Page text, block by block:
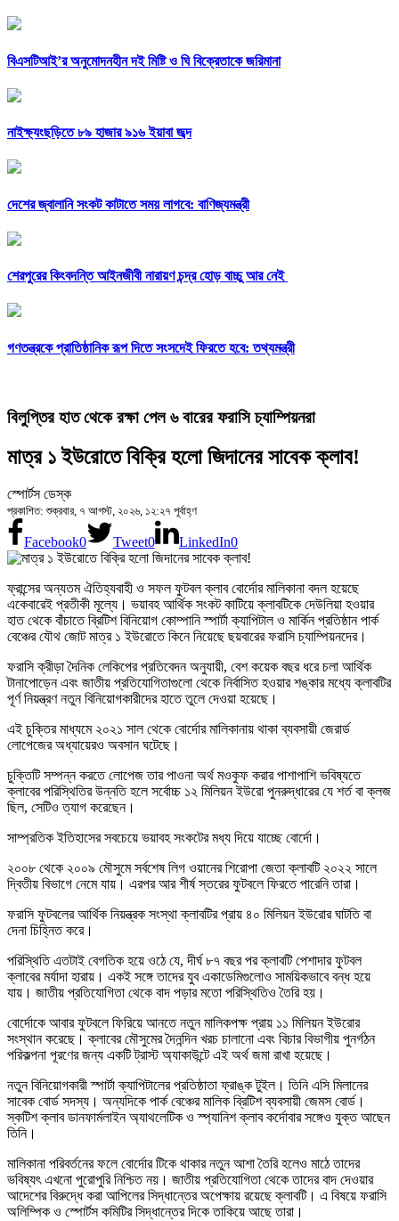
বিএসটিআই’র অনুমোদনহীন দই মিষ্টি ও ঘি বিক্রেতাকে জরিমানা
নাইক্ষ্যংছড়িতে ৮৯ হাজার ৯১৬ ইয়াবা জব্দ
দেশের জ্বালানি সংকট কাটাতে সময় লাগবে: বাণিজ্যমন্ত্রী
শেরপুরের কিংবদন্তি আইনজীবী নারায়ণ চন্দ্র হোড় বাচ্চু আর নেই
গণতন্ত্রকে প্রাতিষ্ঠানিক রূপ দিতে সংসদেই ফিরতে হবে: তথ্যমন্ত্রী
বিলুপ্তির হাত থেকে রক্ষা পেল ৬ বারের ফরাসি চ্যাম্পিয়নরা
মাত্র ১ ইউরোতে বিক্রি হলো জিদানের সাবেক ক্লাব!
স্পোর্টস ডেস্ক
প্রকাশিত: শুক্রবার, ৭ আগস্ট, ২০২৬, ১২:২৭ পূর্বাহ্ণ
Facebook0 Tweet0 LinkedIn0
ফ্রান্সের অন্যতম ঐতিহ্যবাহী ও সফল ফুটবল ক্লাব বোর্দোর মালিকানা বদল হয়েছে
একেবারেই প্রতীকী মূল্যে। ভয়াবহ আর্থিক সংকট কাটিয়ে ক্লাবটিকে দেউলিয়া হওয়ার
হাত থেকে বাঁচাতে ব্রিটিশ বিনিয়োগ কোম্পানি স্পার্টা ক্যাপিটাল ও মার্কিন প্রতিষ্ঠান পার্ক
বেঞ্চের যৌথ জোট মাত্র ১ ইউরোতে কিনে নিয়েছে ছয়বারের ফরাসি চ্যাম্পিয়নদের।
ফরাসি ক্রীড়া দৈনিক লেকিপের প্রতিবেদন অনুযায়ী, বেশ কয়েক বছর ধরে চলা আর্থিক
টানাপোড়েন এবং জাতীয় প্রতিযোগিতাগুলো থেকে নির্বাসিত হওয়ার শঙ্কার মধ্যে ক্লাবটির
পূর্ণ নিয়ন্ত্রণ নতুন বিনিয়োগকারীদের হাতে তুলে দেওয়া হয়েছে।
এই চুক্তির মাধ্যমে ২০২১ সাল থেকে বোর্দোর মালিকানায় থাকা ব্যবসায়ী জেরার্ড
লোপেজের অধ্যায়েরও অবসান ঘটেছে।
চুক্তিটি সম্পন্ন করতে লোপেজ তার পাওনা অর্থ মওকুফ করার পাশাপাশি ভবিষ্যতে
ক্লাবের পরিস্থিতির উন্নতি হলে সর্বোচ্চ ১২ মিলিয়ন ইউরো পুনরুদ্ধারের যে শর্ত বা ক্লজ
ছিল, সেটিও ত্যাগ করেছেন।
সাম্প্রতিক ইতিহাসের সবচেয়ে ভয়াবহ সংকটের মধ্য দিয়ে যাচ্ছে বোর্দো।
২০০৮ থেকে ২০০৯ মৌসুমে সর্বশেষ লিগ ওয়ানের শিরোপা জেতা ক্লাবটি ২০২২ সালে
দ্বিতীয় বিভাগে নেমে যায়। এরপর আর শীর্ষ স্তরের ফুটবলে ফিরতে পারেনি তারা।
ফরাসি ফুটবলের আর্থিক নিয়ন্ত্রক সংস্থা ক্লাবটির প্রায় ৪০ মিলিয়ন ইউরোর ঘাটতি বা
দেনা চিহ্নিত করে।
পরিস্থিতি এতটাই বেগতিক হয়ে ওঠে যে, দীর্ঘ ৮৭ বছর পর ক্লাবটি পেশাদার ফুটবল
ক্লাবের মর্যাদা হারায়। একই সঙ্গে তাদের যুব একাডেমিগুলোও সাময়িকভাবে বন্ধ হয়ে
যায়। জাতীয় প্রতিযোগিতা থেকে বাদ পড়ার মতো পরিস্থিতিও তৈরি হয়।
বোর্দোকে আবার ফুটবলে ফিরিয়ে আনতে নতুন মালিকপক্ষ প্রায় ১১ মিলিয়ন ইউরোর
সংস্থান করেছে। ক্লাবের মৌসুমের দৈনন্দিন খরচ চালানো এবং বিচার বিভাগীয় পুনর্গঠন
পরিকল্পনা পূরণের জন্য একটি ট্রাস্ট অ্যাকাউন্টে এই অর্থ জমা রাখা হয়েছে।
নতুন বিনিয়োগকারী স্পার্টা ক্যাপিটালের প্রতিষ্ঠাতা ফ্রাঙ্ক টুইল। তিনি এসি মিলানের
সাবেক বোর্ড সদস্য। অন্যদিকে পার্ক বেঞ্চের মালিক ব্রিটিশ ব্যবসায়ী জেমস বোর্ড।
স্কটিশ ক্লাব ডানফার্মলাইন অ্যাথলেটিক ও স্প্যানিশ ক্লাব কর্দোবার সঙ্গেও যুক্ত আছেন
তিনি।
মালিকানা পরিবর্তনের ফলে বোর্দোর টিকে থাকার নতুন আশা তৈরি হলেও মাঠে তাদের
ভবিষ্যৎ এখনো পুরোপুরি নিশ্চিত নয়। জাতীয় প্রতিযোগিতা থেকে তাদের বাদ দেওয়ার
আদেশের বিরুদ্ধে করা আপিলের সিদ্ধান্তের অপেক্ষায় রয়েছে ক্লাবটি। এ বিষয়ে ফরাসি
অলিম্পিক ও স্পোর্টস কমিটির সিদ্ধান্তের দিকে তাকিয়ে আছে তারা।